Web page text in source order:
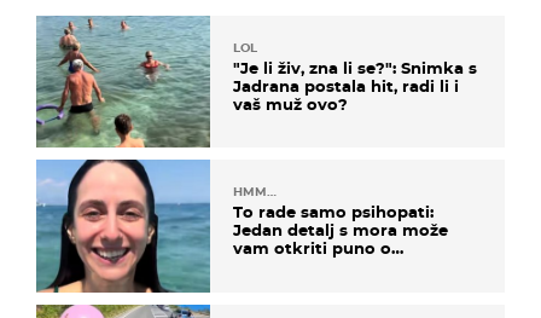
LOL
"Je li živ, zna li se?": Snimka s
Jadrana postala hit, radi li i
vaš muž ovo?
HMM…
To rade samo psihopati:
Jedan detalj s mora može
vam otkriti puno o